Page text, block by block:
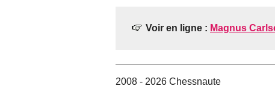
Voir en ligne : Magnus
2008 - 2026 Chessnaute